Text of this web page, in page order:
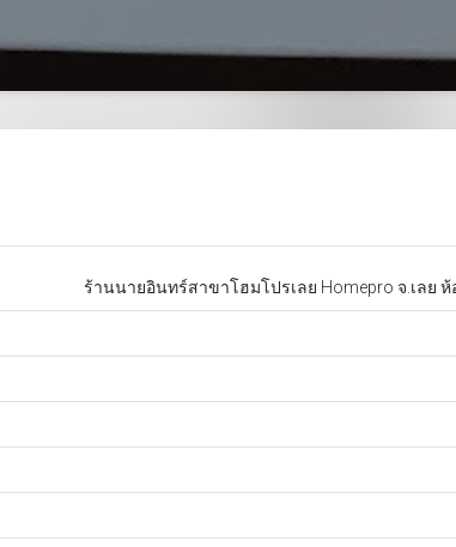
ร้านนายอินทร์สาขาโฮมโปรเลย Homepro จ.เลย ห้